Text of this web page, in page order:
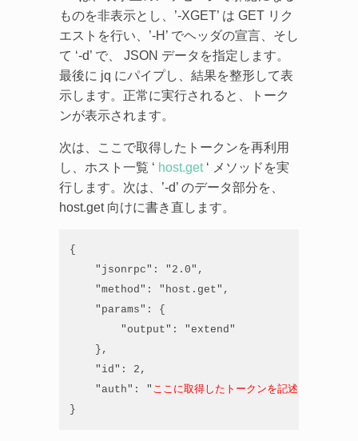
ものを非表示とし、’-XGET’ は GET リク
エストを行い、’-H’ でヘッダの宣言、そし
て ‘-d’ で、 JSON データを指定します。
最後に jq にパイプし、結果を整形して表
示します。正常に実行されると、トーク
ンが表示されます。
次は、ここで取得したトークンを再利用
し、ホスト一覧 ‘ host.get ‘ メソッドを実
行します。次は、’-d’ のデータ部分を、
host.get 向けに書き直します。
{
"jsonrpc": "2.0",
"method": "host.get",
"params": {
"output": "extend"
},
"id": 2,
"auth": " ここに取得したトークンを記述
}